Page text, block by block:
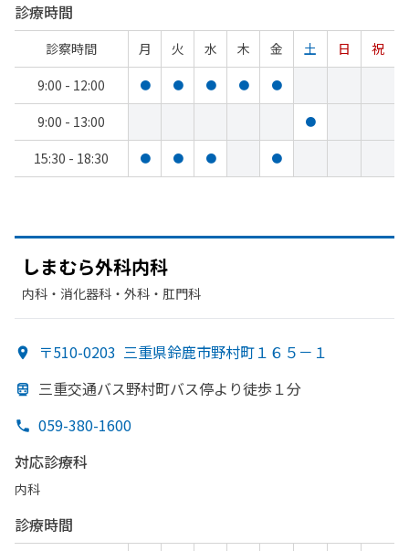
診療時間
診察時間 月 火 水 木 金 土 日
祝
9:00 - 12:00
● ● ● ● ●
9:00 - 13:00 ●
15:30 - 18:30 ● ● ● ●
しまむら外科内科
内科・​消化器科・​外科・​肛門科
〒510-0203 三重県鈴鹿市野村町１６５－１
三重交通バス野村町バス停より徒歩１分
059-380-1600
対応診療科
内科
診療時間